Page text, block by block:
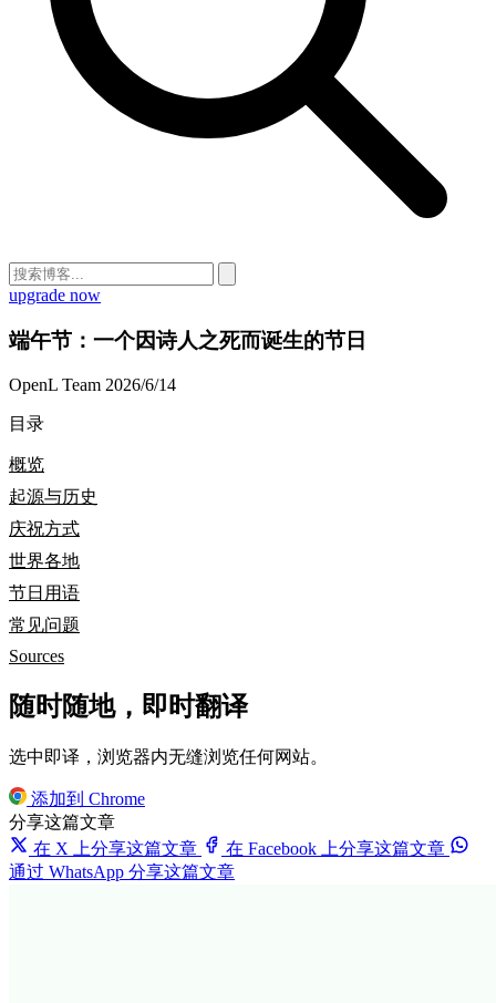
upgrade now
端午节：一个因诗人之死而诞生的节日
OpenL Team 2026/6/14
目录
概览
起源与历史
庆祝方式
世界各地
节日用语
常见问题
Sources
随时随地，即时翻译
选中即译，浏览器内无缝浏览任何网站。
添加到 Chrome
分享这篇文章
在 X 上分享这篇文章
在 Facebook 上分享这篇文章
通过 WhatsApp 分享这篇文章